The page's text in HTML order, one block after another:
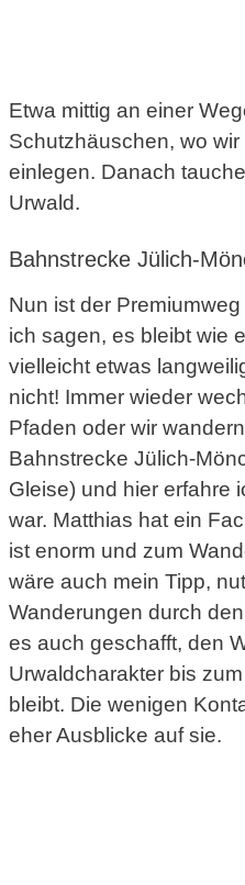
Etwa mittig an einer
Schutzhäuschen, wo
einlegen. Danach
Urwald.
Bahnstrecke Jülich-
Nun ist der
ich sagen, es bleibt wie
vielleicht etwas
nicht! Immer wieder
Pfaden oder wir
Bahnstrecke Jülich-
Gleise) und hier erfahre
war. Matthias hat ein
ist enorm und zum
wäre auch mein Tipp,
Wanderungen durch
es auch geschafft, den
Urwaldcharakter bis
bleibt. Die wenigen
eher Ausblicke auf sie.